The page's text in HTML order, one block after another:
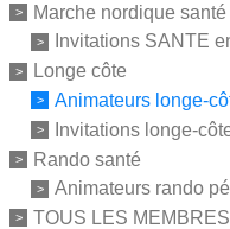
Marche nordique santé
Invitations SANTE
Longe côte
Animateurs longe-
Invitations longe-
Rando santé
Animateurs rando
TOUS LES